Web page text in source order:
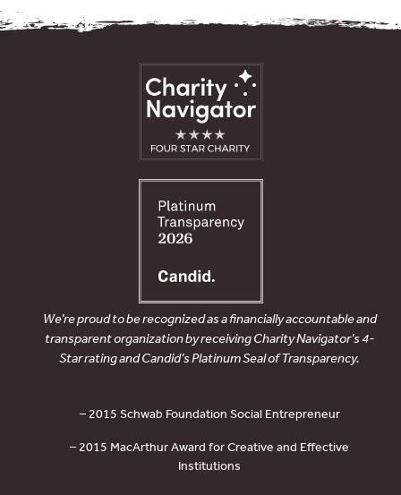
We’re proud to be recognized as a financially accountable and
transparent organization by receiving Charity Navigator’s 4-
Star rating and Candid’s Platinum Seal of Transparency.
– 2015 Schwab Foundation Social Entrepreneur
– 2015 MacArthur Award for Creative and Effective
Institutions